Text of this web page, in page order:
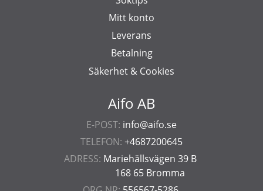
Aifo AB
E-POST: info@aifo.se
TELEFON: +4687200645
ADRESS: Mariehällsvägen 39 B
168 65 Bromma
Mitt konto
Leverans
Betalning
Säkerhet & Cookies